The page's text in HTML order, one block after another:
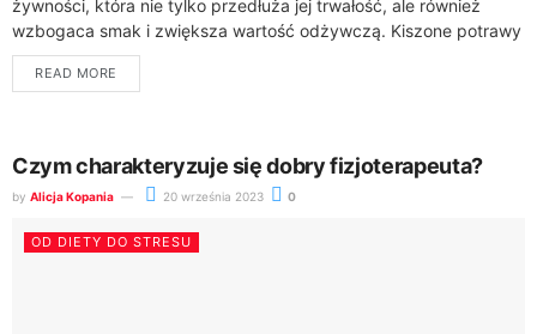
żywności, która nie tylko przedłuża jej trwałość, ale również
wzbogaca smak i zwiększa wartość odżywczą. Kiszone potrawy
są bogate w probiotyki, które wspomagają...
READ MORE
Czym charakteryzuje się dobry fizjoterapeuta?
by Alicja Kopania 20 września 2023 0
OD DIETY DO STRESU